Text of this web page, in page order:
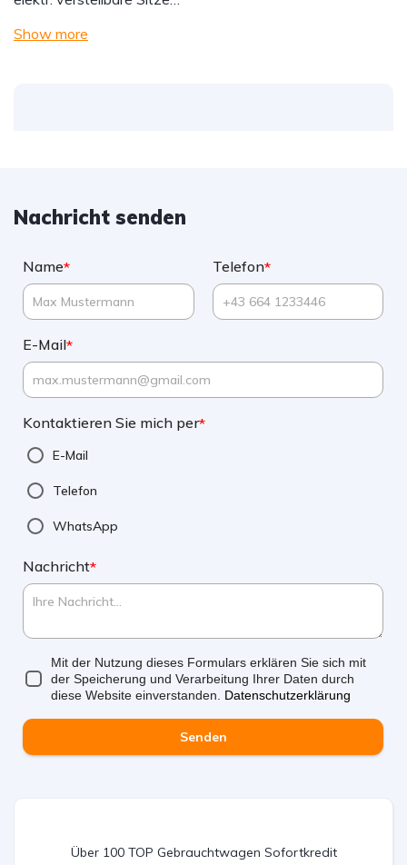
Show more
Nachricht senden
Name* Telefon*
E-Mail*
Kontaktieren Sie mich per*
E-Mail
Telefon
WhatsApp
Nachricht*
Mit der Nutzung dieses Formulars erklären Sie sich mit
der Speicherung und Verarbeitung Ihrer Daten durch
diese Website einverstanden. Datenschutzerklärung
Senden
Über 100 TOP Gebrauchtwagen Sofortkredit